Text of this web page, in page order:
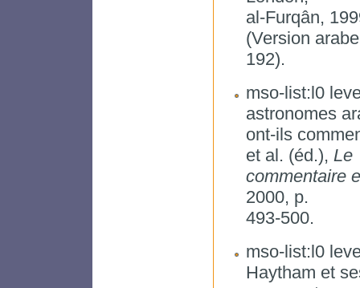
al-Furqân,
(Version
192).
mso-list:l0
astronomes
ont-ils
et al. (éd.), Le
commentaire
2000, p.
493-500.
mso-list:l0
Haytham et